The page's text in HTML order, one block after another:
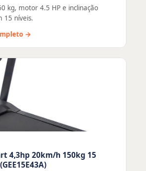
kg, motor 4.5 HP e inclinação
15 níveis.
→
4,3hp 20km/h 150kg 15